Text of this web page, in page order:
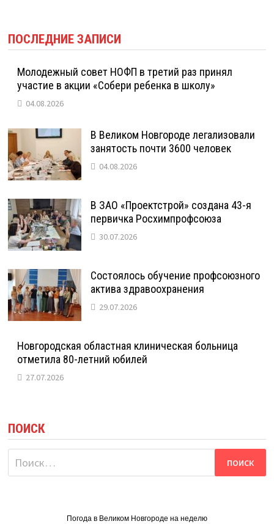
ПОСЛЕДНИЕ ЗАПИСИ
Молодежный совет НОФП в третий раз принял
участие в акции «Собери ребенка в школу»
04.08.2026
В Великом Новгороде легализовали
занятость почти 3600 человек
04.08.2026
В ЗАО «Проектстрой» создана 43-я
первичка Росхимпрофсоюза
30.07.2026
Состоялось обучение профсоюзного
актива здравоохранения
29.07.2026
Новгородская областная клиническая больница
отметила 80-летний юбилей
27.07.2026
ПОИСК
Найти:
Погода в Великом Новгороде на неделю